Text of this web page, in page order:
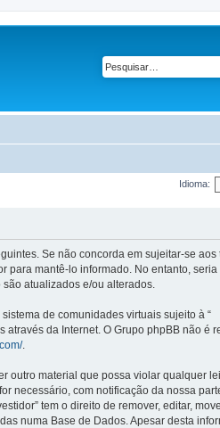
Idioma:
Se não concorda em sujeitar-se aos
para mantê-lo informado. No entanto, seria
atualizados e/ou alterados.
sistema de comunidades virtuais sujeito à “
através da Internet. O Grupo phpBB não é
.
outro material que possa violar qualquer
necessário, com notificação da nossa
tem o direito de remover, editar,
numa Base de Dados. Apesar desta